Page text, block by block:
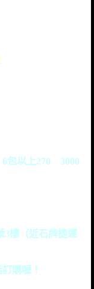
包以上270 3000
3樓（近石牌捷運
購喔！